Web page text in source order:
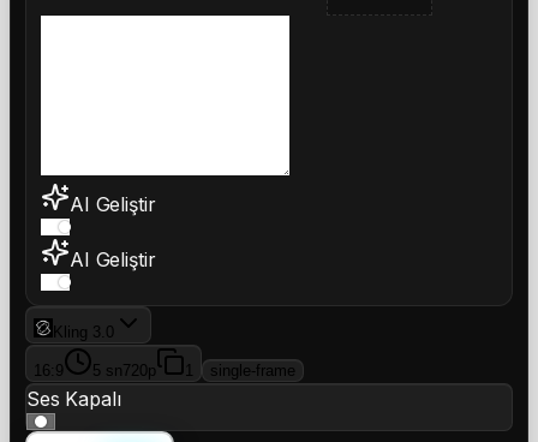
AI Geliştir
AI Geliştir
Kling 3.0
16:9 5 sn720p 1 single-frame
Ses Kapalı